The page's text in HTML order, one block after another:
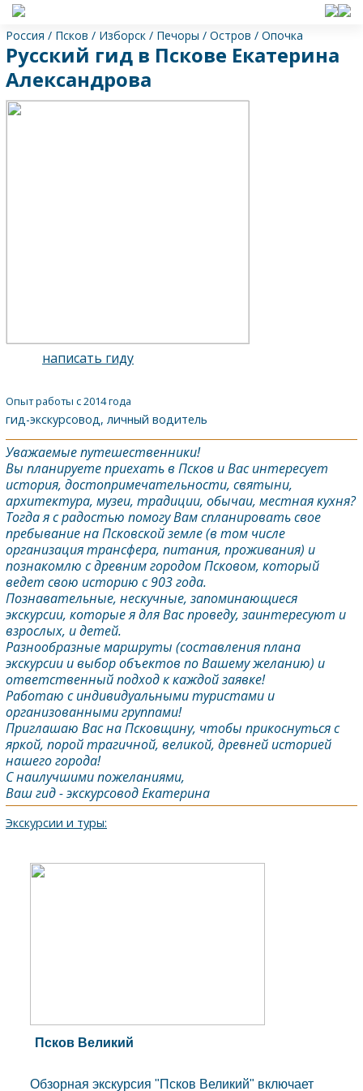
Россия / Псков / Изборск / Печоры / Остров / Опочка
Русский гид в Пскове Екатерина
Александрова
написать гиду
Опыт работы с 2014 года
гид-экскурсовод, личный водитель
Уважаемые путешественники!
Вы планируете приехать в Псков и Вас интересует
история, достопримечательности, святыни,
архитектура, музеи, традиции, обычаи, местная кухня?
Тогда я с радостью помогу Вам спланировать свое
пребывание наПсковской земле (в том числе
организация трансфера, питания, проживания) и
познакомлю с древним городомПсковом, который
ведет свою историю с 903 года.
Познавательные, нескучные, запоминающиеся
экскурсии, которые я для Вас проведу, заинтересуют и
взрослых, и детей.
Разнообразные маршруты (составления плана
экскурсии и выбор объектов по Вашему желанию) и
ответственный подход к каждой заявке!
Работаю с индивидуальными туристами и
организованными группами!
Приглашаю Вас наПсковщину, чтобы прикоснуться с
яркой, порой трагичной, великой, древней историей
нашего города!
С наилучшими пожеланиями,
Ваш гид - экскурсовод Екатерина
Экскурсии и туры:
Псков Великий
Обзорная экскурсия "Псков Великий" включает